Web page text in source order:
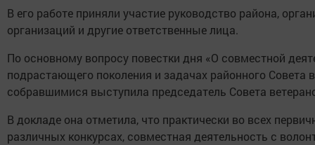
В его работе приняли участие руководство района,
организаций и другие ответственные лица.
По основному вопросу повестки дня «О совместной
подрастающего поколения и задачах районного Совета
собравшимися выступила председатель Совета
В докладе она отметила, что практически во всех
различных конкурсах, совместная деятельность с